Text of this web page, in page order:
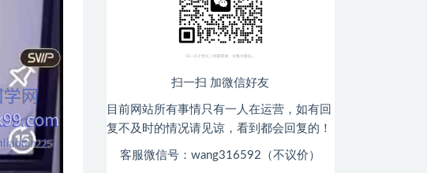
扫一扫 加微信好友
目前网站所有事情只有一人在运营，如有回
复不及时的情况请见谅，看到都会回复的！
客服微信号：wang316592（不议价）